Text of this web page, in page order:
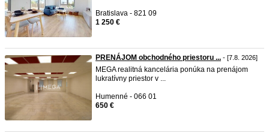
Bratislava - 821 09
1 250 €
PRENÁJOM obchodného priestoru ... - [7.8. 2026]
MEGA realitná kancelária ponúka na prenájom
lukratívny priestor v ...
Humenné - 066 01
650 €